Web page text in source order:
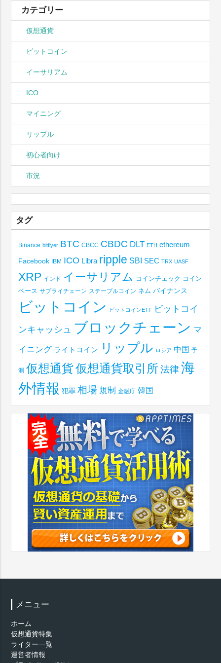
カテゴリー
仮想通貨
ビットコイン
イーサリアム
ICO
マイニング
リップル
初心者向け
市況
タグ
Binance bitflyer BTC CBCC CBDC DLT ETH ethereum
Facebook IBM ICO Libra ripple SBI SEC TRX UASF
XRP インド イーサリアム コインチェック コイン
ベース サプライチェーン ステーブルコイン ネム バイナンス
ビットコイン ビットコインETF ビットコイ
ンキャッシュ ブロックチェーン マ
イニング ライトコイン リップル ロシア 中国 予
測 仮想通貨仮想通貨取引所 法律 海
外情報 犯罪 相場 規制 金融庁 韓国
メニュー
ホーム
仮想通貨特集
ライター一覧
運営者情報